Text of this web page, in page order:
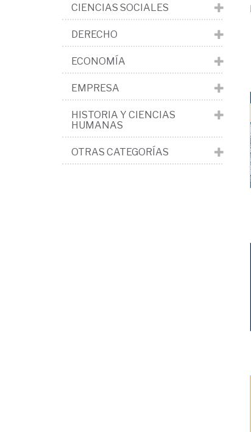
CIENCIAS SOCIALES
DERECHO
ECONOMÍA
EMPRESA
HISTORIA Y CIENCIAS
HUMANAS
OTRAS CATEGORÍAS